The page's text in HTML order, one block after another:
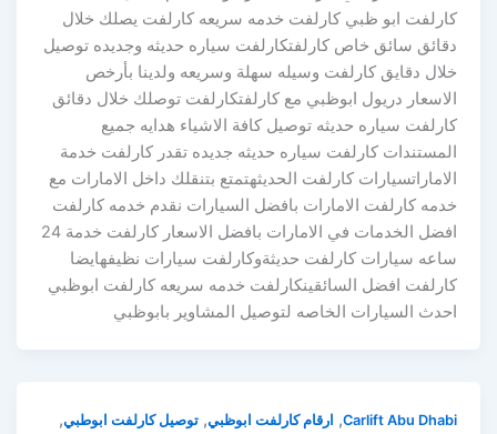
كارلفت ابو ظبي كارلفت خدمه سريعه كارلفت يصلك خلال
دقائق سائق خاص كارلفتكارلفت سياره حديثه وجديده توصيل
خلال دقايق كارلفت وسيله سهلة وسريعه ولدينا بأرخص
الاسعار دريول ابوظبي مع كارلفتكارلفت توصلك خلال دقائق
كارلفت سياره حديثه توصيل كافة الاشياء هدايه جميع
المستندات كارلفت سياره حديثه جديده تقدر كارلفت خدمة
الاماراتسيارات كارلفت الحديثهتمتع بتنقلك داخل الامارات مع
خدمه كارلفت الامارات بافضل السيارات نقدم خدمه كارلفت
افضل الخدمات في الامارات بافضل الاسعار كارلفت خدمة 24
ساعه سيارات كارلفت حديثةوكارلفت سيارات نظيفهايضا
كارلفت افضل السائقينكارلفت خدمه سريعه كارلفت ابوظبي
احدث السيارات الخاصه لتوصيل المشاوير بابوظبي
Carlift Abu Dhabi
, ارقام كارلفت ابوظبي,توصيل كارلفت ابوطبي,